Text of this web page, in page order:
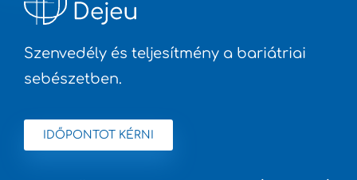
Szenvedély és teljesítmény a bariátriai
sebészetben.
IDŐPONTOT KÉRNI